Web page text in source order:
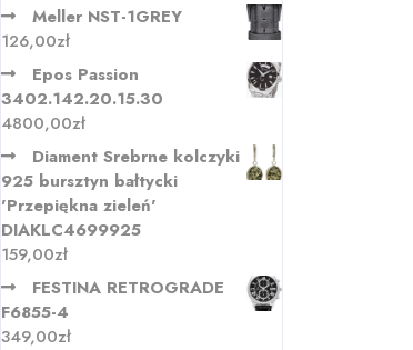
Meller NST-1GREY
126,00zł
Epos Passion
3402.142.20.15.30
4800,00zł
Diament Srebrne kolczyki
925 bursztyn bałtycki
'Przepiękna zieleń'
DIAKLC4699925
159,00zł
FESTINA RETROGRADE
F6855-4
349,00zł